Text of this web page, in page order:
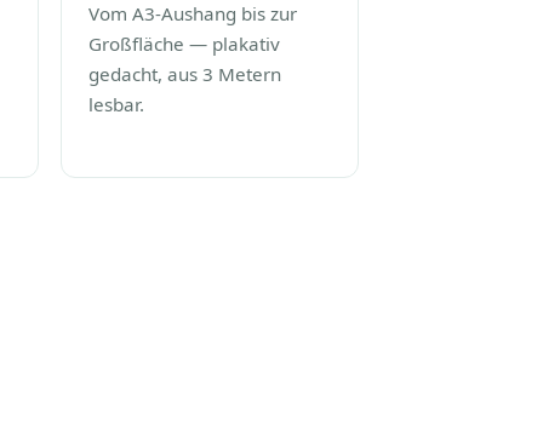
Vom A3-Aushang bis zur
Großfläche — plakativ
gedacht, aus 3 Metern
lesbar.